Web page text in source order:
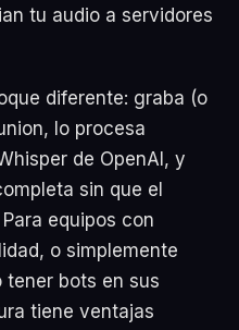
tu audio a servidores
diferente: graba (o
lo procesa
de OpenAI, y
sin que el
equipos con
o simplemente
tener bots en sus
tiene ventajas